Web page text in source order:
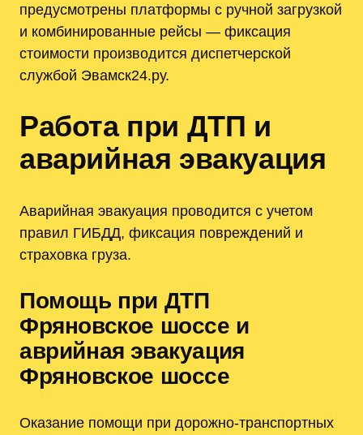
предусмотрены платформы с ручной загрузкой
и комбинированные рейсы — фиксация
стоимости производится диспетчерской
службой Эвамск24.ру.
Работа при ДТП и
аварийная эвакуация
Аварийная эвакуация проводится с учетом
правил ГИБДД, фиксация повреждений и
страховка груза.
Помощь при ДТП
Фряновское шоссе и
аврийная эвакуация
Фряновское шоссе
Оказание помощи при дорожно-транспортных